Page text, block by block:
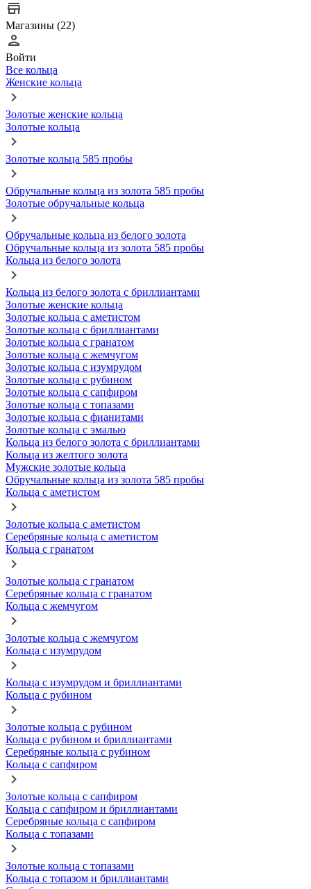
Магазины (22)
Войти
Все кольца
Женские кольца
Золотые женские кольца
Золотые кольца
Золотые кольца 585 пробы
Обручальные кольца из золота 585 пробы
Золотые обручальные кольца
Обручальные кольца из белого золота
Обручальные кольца из золота 585 пробы
Кольца из белого золота
Кольца из белого золота с бриллиантами
Золотые женские кольца
Золотые кольца с аметистом
Золотые кольца с бриллиантами
Золотые кольца с гранатом
Золотые кольца с жемчугом
Золотые кольца с изумрудом
Золотые кольца с рубином
Золотые кольца с сапфиром
Золотые кольца с топазами
Золотые кольца с фианитами
Золотые кольца с эмалью
Кольца из белого золота с бриллиантами
Кольца из желтого золота
Мужские золотые кольца
Обручальные кольца из золота 585 пробы
Кольца с аметистом
Золотые кольца с аметистом
Серебряные кольца с аметистом
Кольца с гранатом
Золотые кольца с гранатом
Серебряные кольца с гранатом
Кольца с жемчугом
Золотые кольца с жемчугом
Кольца с изумрудом
Кольца с изумрудом и бриллиантами
Кольца с рубином
Золотые кольца с рубином
Кольца с рубином и бриллиантами
Серебряные кольца с рубином
Кольца с сапфиром
Золотые кольца с сапфиром
Кольца с сапфиром и бриллиантами
Серебряные кольца с сапфиром
Кольца с топазами
Золотые кольца с топазами
Кольца с топазом и бриллиантами